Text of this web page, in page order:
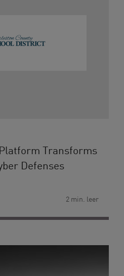
Transforms
Defenses
2 min. leer